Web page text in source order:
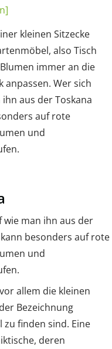
kleinen Sitzecke
also Tisch
immer an die
anpassen. Wer sich
aus der Toskana
auf rote
und
man ihn aus der
besonders auf rote
und
allem die kleinen
Bezeichnung
finden sind. Eine
deren